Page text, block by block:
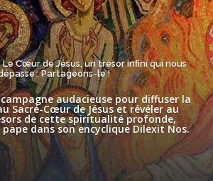
: Le Cœur de Jésus, un trésor infini qui nous
: Partageons-le !
audacieuse pour diffuser la
Sacré-Cœur de Jésus et révéler au
de cette spiritualité profonde,
dans son encyclique Dilexit Nos.